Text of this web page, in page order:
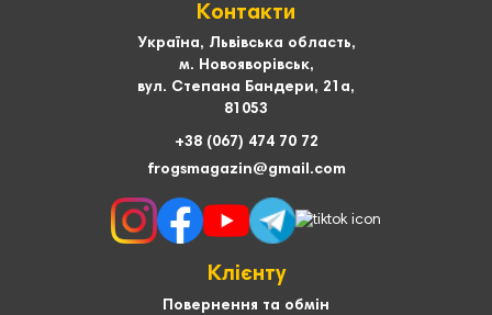
Контакти
Україна, Львівська область,
м. Новояворівськ,
вул. Степана Бандери, 21а,
81053
+38 (067) 474 70 72
frogsmagazin@gmail.com
Клієнту
Повернення та обмін